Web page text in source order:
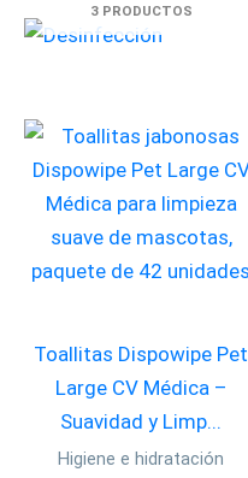
3 PRODUCTOS
Toallitas Dispowipe Pet
Large CV Médica –
Suavidad y Limp...
Higiene e hidratación